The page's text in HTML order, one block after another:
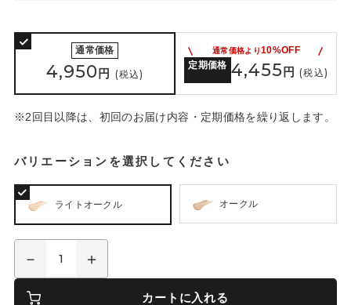
通常価格
4,950 円 (税込)
通常価格より10%OFF
定期価格 4,455 円 (税込)
※2回目以降は、初回のお届け内容・定期価格を繰り返します。
バリエーションを選択してください
ライトオークル オークル
カートに入れる